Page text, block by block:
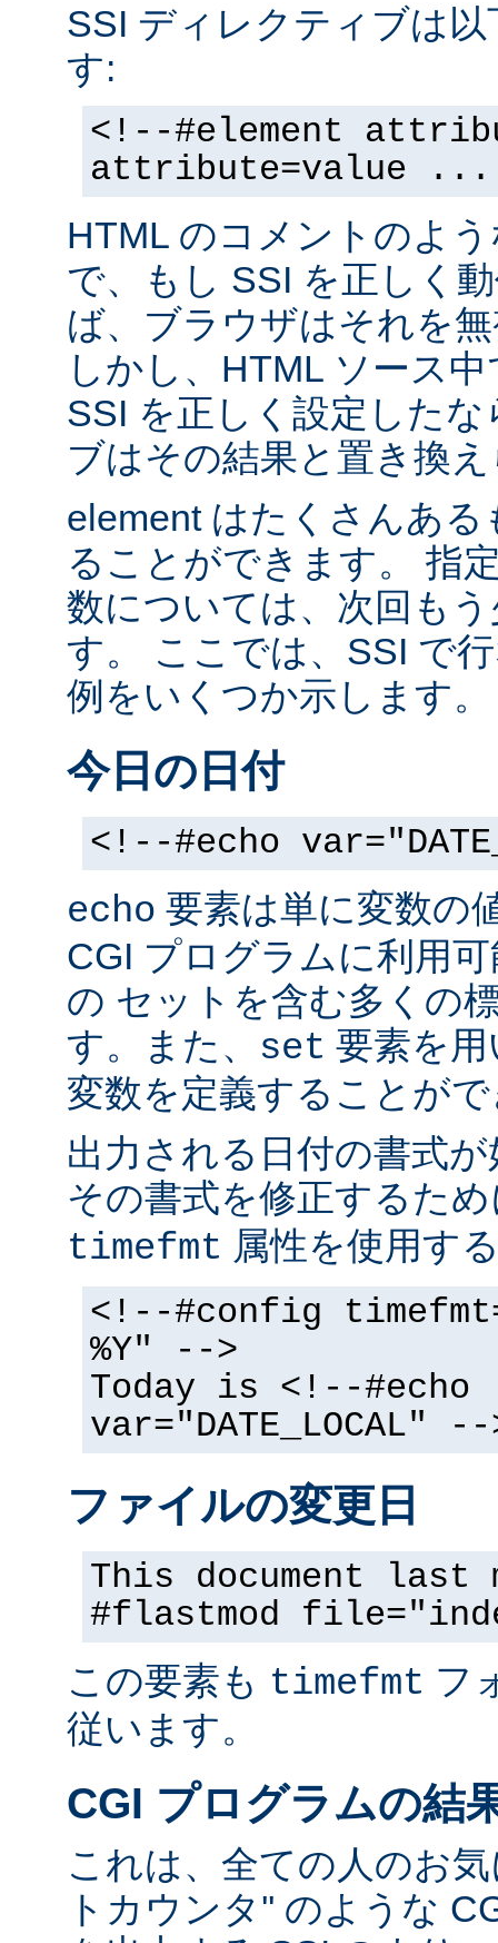
SSI ディレクティブは
す:
<!--#element
attribute=value
HTML のコメントのよ
で、もし SSI を正しく
ば、ブラウザはそれを
しかし、HTML ソース
SSI を正しく設定した
ブはその結果と置き換
element はたくさんあ
ることができます。 指
数については、次回も
す。 ここでは、SSI で
例をいくつか示します。
今日の日付
<!--#echo
echo 要素は単に変数の
CGI プログラムに利用
の セットを含む多くの
す。また、 set 要素を
変数を定義することが
出力される日付の書式
その書式を修正するた
timefmt 属性を使用す
<!--#config
%Y" -->
Today is <!--#echo
var="DATE_LOCAL" --
ファイルの変更日
This document
#flastmod
この要素も timefmt フ
従います。
CGI プログラムの結
これは、全ての人のお
トカウンタ'' のような